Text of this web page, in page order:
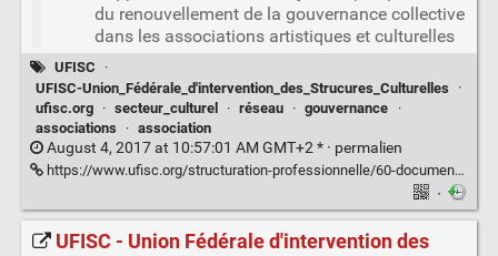
du renouvellement de la gouvernance collective
dans les associations artistiques et culturelles
UFISC
·
UFISC-Union_Fédérale_d'intervention_des_Strucures_Culturelles
·
ufisc.org
· secteur_culturel · réseau · gouvernance
·
associations
· association
August 4, 2017 at 10:57:01 AM GMT+2 * · permalien
https://www.ufisc.org/structuration-professionnelle/60-documentation-entreprises-et-emplois/248-enjeux-et-perspectives-de-la-gouvernance-collective.html
·
UFISC - Union Fédérale d'intervention des